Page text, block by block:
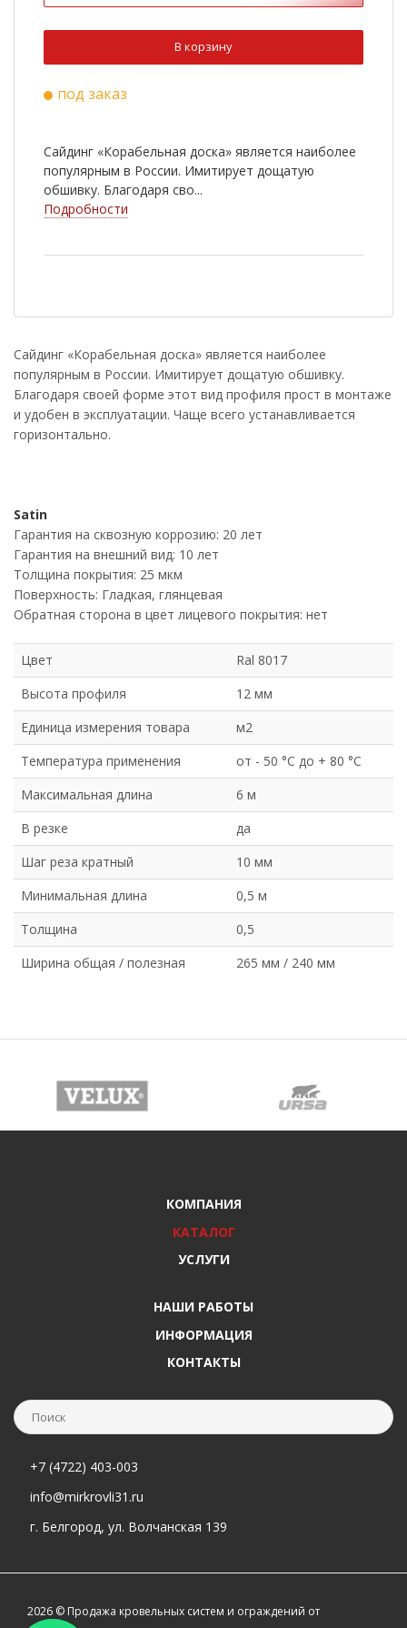
В корзину
под заказ
Сайдинг «Корабельная доска» является наиболее
популярным в России. Имитирует дощатую
обшивку. Благодаря сво...
Подробности
Сайдинг «Корабельная доска» является наиболее
популярным в России. Имитирует дощатую обшивку.
Благодаря своей форме этот вид профиля прост в монтаже
и удобен в эксплуатации. Чаще всего устанавливается
горизонтально.
Satin
Гарантия на сквозную коррозию: 20 лет
Гарантия на внешний вид: 10 лет
Толщина покрытия: 25 мкм
Поверхность: Гладкая, глянцевая
Обратная сторона в цвет лицевого покрытия: нет
Цвет
Ral 8017
Высота профиля
12 мм
Единица измерения товара
м2
Температура применения
от - 50 °C до + 80 °C
Максимальная длина
6 м
В резке
да
Шаг реза кратный
10 мм
Минимальная длина
0,5 м
Толщина
0,5
Ширина общая / полезная
265 мм / 240 мм
КОМПАНИЯ
КАТАЛОГ
УСЛУГИ
НАШИ РАБОТЫ
ИНФОРМАЦИЯ
КОНТАКТЫ
+7 (4722) 403-003
info@mirkrovli31.ru
г. Белгород, ул. Волчанская 139
2026 © Продажа кровельных систем и ограждений от